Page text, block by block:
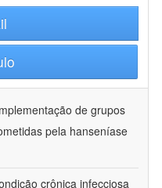
de grupos
pela hanseníase
crônica infecciosa